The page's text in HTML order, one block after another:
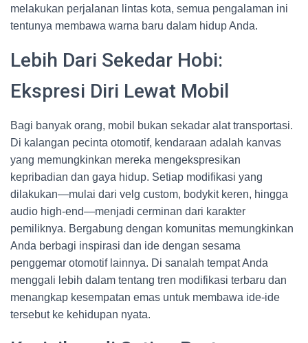
melakukan perjalanan lintas kota, semua pengalaman ini
tentunya membawa warna baru dalam hidup Anda.
Lebih Dari Sekedar Hobi:
Ekspresi Diri Lewat Mobil
Bagi banyak orang, mobil bukan sekadar alat transportasi.
Di kalangan pecinta otomotif, kendaraan adalah kanvas
yang memungkinkan mereka mengekspresikan
kepribadian dan gaya hidup. Setiap modifikasi yang
dilakukan—mulai dari velg custom, bodykit keren, hingga
audio high-end—menjadi cerminan dari karakter
pemiliknya. Bergabung dengan komunitas memungkinkan
Anda berbagi inspirasi dan ide dengan sesama
penggemar otomotif lainnya. Di sanalah tempat Anda
menggali lebih dalam tentang tren modifikasi terbaru dan
menangkap kesempatan emas untuk membawa ide-ide
tersebut ke kehidupan nyata.